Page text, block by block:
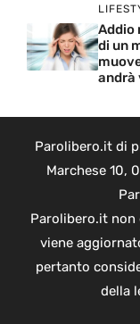
Addio
di un
andrà
Parolibero.it di
Marchese 10,
Parolibero.it
viene
pertanto
della